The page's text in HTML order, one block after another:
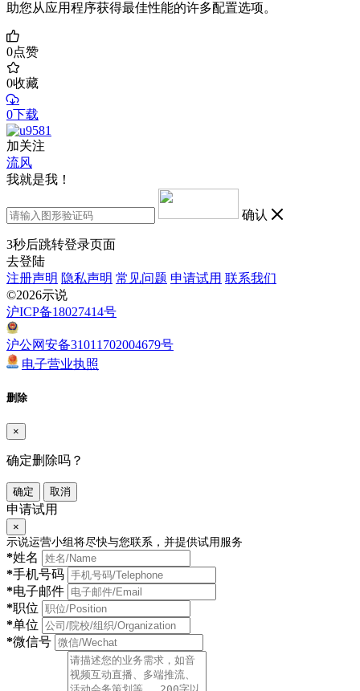
助您从应用程序获得最佳性能的许多配置选项。
0点赞
0收藏
0下载
加关注
流风
我就是我！
确认
3秒后跳转登录页面
去登陆
注册声明 隐私声明 常见问题 申请试用 联系我们
©2026示说
沪ICP备18027414号
沪公网安备31011702004679号
电子营业执照
删除
×
确定删除吗？
确定 取消
申请试用
×
示说运营小组将尽快与您联系，并提供试用服务
*姓名
*手机号码
*电子邮件
*职位
*单位
*微信号